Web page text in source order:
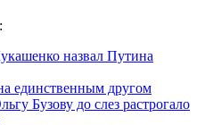
единственным другом